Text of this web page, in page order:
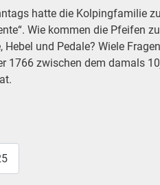
hatte die Kolpingfamilie
Wie kommen die Pfeifen
und Pedale? Wiele
1766 zwischen dem damals